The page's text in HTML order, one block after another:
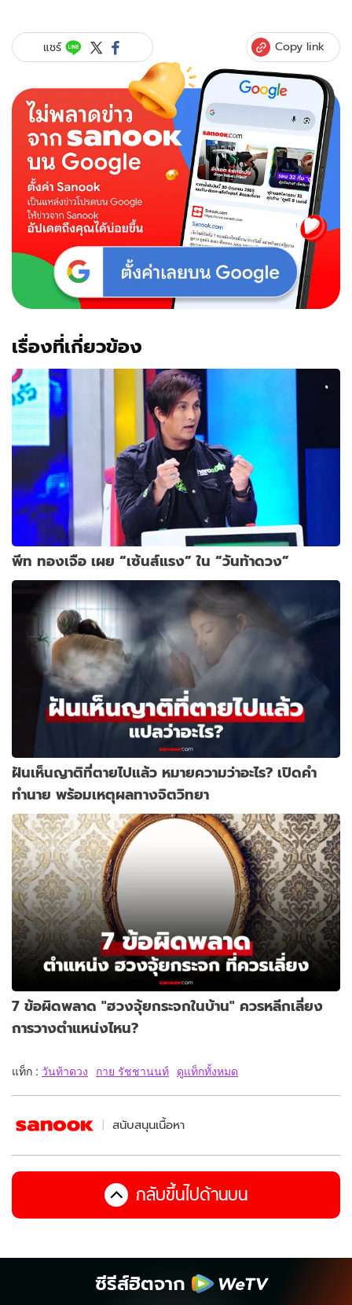
ชา
นนท์
น้อง
คิริ
พร้อม
โชค
แชร์ Copy link
เรื่องที่เกี่ยวข้อง
พีท ทองเจือ เผย “เซ้นส์แรง” ใน “วันท้าดวง”
ฝันเห็นญาติที่ตายไปแล้ว หมายความว่าอะไร? เปิดคำ
ทำนาย พร้อมเหตุผลทางจิตวิทยา
7 ข้อผิดพลาด "ฮวงจุ้ยกระจกในบ้าน" ควรหลีกเลี่ยง
การวางตำแหน่งไหน?
แท็ก : วันท้าดวง กาย รัชชานนท์ ดูแท็กทั้งหมด
สนับสนุนเนื้อหา
กลับขึ้นไปด้านบน
ซีรีส์ฮิตจาก